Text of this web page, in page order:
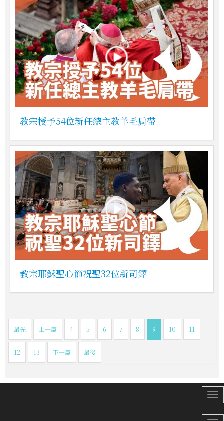
教宗授予54位新任總主教羊毛肩帶
教宗耶穌聖心節祝聖32位新司鐸
最先 上一篇 4 5 6 7 8 9 10 11
12 13 下一篇 最後